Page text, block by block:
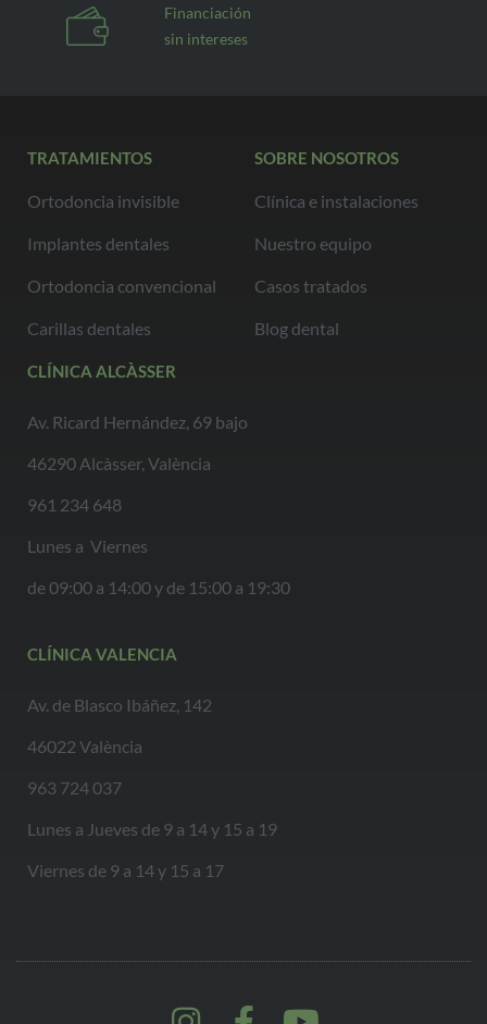
Financiación
sin intereses
TRATAMIENTOS
Ortodoncia invisible
Implantes dentales
Ortodoncia convencional
Carillas dentales
SOBRE NOSOTROS
Clínica e instalaciones
Nuestro equipo
Casos tratados
Blog dental
CLÍNICA ALCÀSSER
Av. Ricard Hernández, 69 bajo
46290 Alcàsser, València
961 234 648
Lunes a Viernes
de 09:00 a 14:00 y de 15:00 a 19:30
CLÍNICA VALENCIA
Av. de Blasco Ibáñez, 142
46022 València
963 724 037
Lunes a Jueves de 9 a 14 y 15 a 19
Viernes de 9 a 14 y 15 a 17